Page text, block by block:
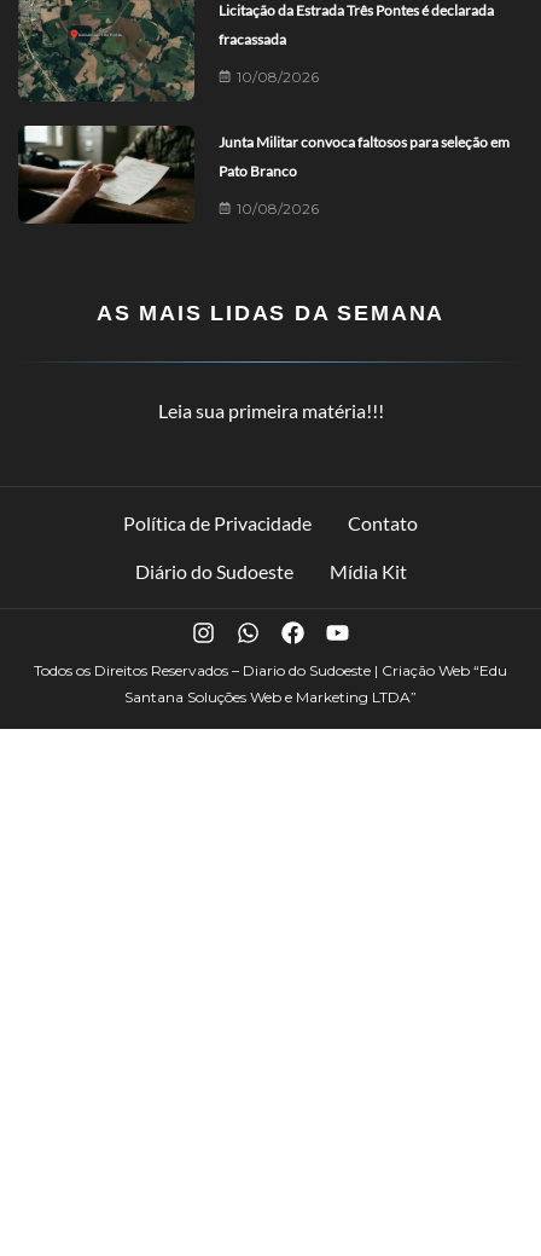
Licitação da Estrada Três Pontes é declarada
fracassada
10/08/2026
Junta Militar convoca faltosos para seleção em
Pato Branco
10/08/2026
AS MAIS LIDAS DA SEMANA
Leia sua primeira matéria!!!
Política de Privacidade Contato
Diário do Sudoeste Mídia Kit
Todos os Direitos Reservados – Diario do Sudoeste | Criação Web “Edu
Santana Soluções Web e Marketing LTDA”